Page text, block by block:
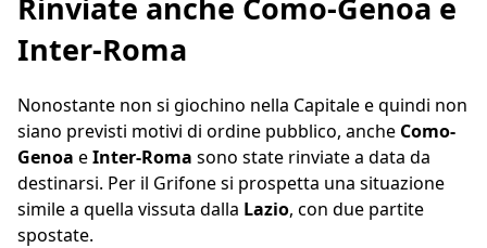
Inter-Roma
Nonostante non si giochino nella Capitale e quindi non
siano previsti motivi di ordine pubblico, anche Como-
Genoa eInter-Roma sono state rinviate a data da
destinarsi. Per il Grifone si prospetta una situazione
simile a quella vissuta dalla Lazio, con due partite
spostate.